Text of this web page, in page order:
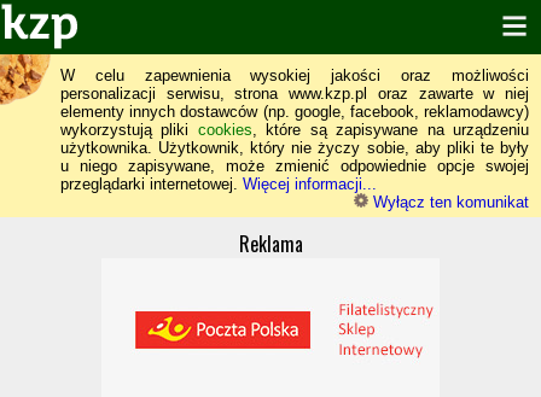
W celu zapewnienia wysokiej jakości oraz możliwości
personalizacji serwisu, strona www.kzp.pl oraz zawarte w niej
elementy innych dostawców (np. google, facebook, reklamodawcy)
wykorzystują pliki cookies, które są zapisywane na urządzeniu
użytkownika. Użytkownik, który nie życzy sobie, aby pliki te były
u niego zapisywane, może zmienić odpowiednie opcje swojej
przeglądarki internetowej. Więcej informacji...
Wyłącz ten komunikat
Reklama